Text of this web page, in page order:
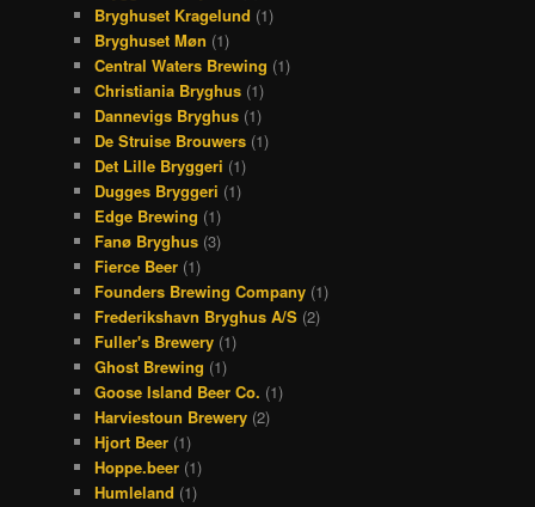
Bryghuset Kragelund (1)
Bryghuset Møn (1)
Central Waters Brewing (1)
Christiania Bryghus (1)
Dannevigs Bryghus (1)
De Struise Brouwers (1)
Det Lille Bryggeri (1)
Dugges Bryggeri (1)
Edge Brewing (1)
Fanø Bryghus (3)
Fierce Beer (1)
Founders Brewing Company (1)
Frederikshavn Bryghus A/S (2)
Fuller's Brewery (1)
Ghost Brewing (1)
Goose Island Beer Co. (1)
Harviestoun Brewery (2)
Hjort Beer (1)
Hoppe.beer (1)
Humleland (1)